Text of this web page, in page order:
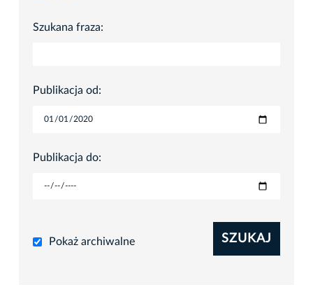
Szukana fraza:
Publikacja od:
Publikacja do:
Pokaż archiwalne SZUKAJ